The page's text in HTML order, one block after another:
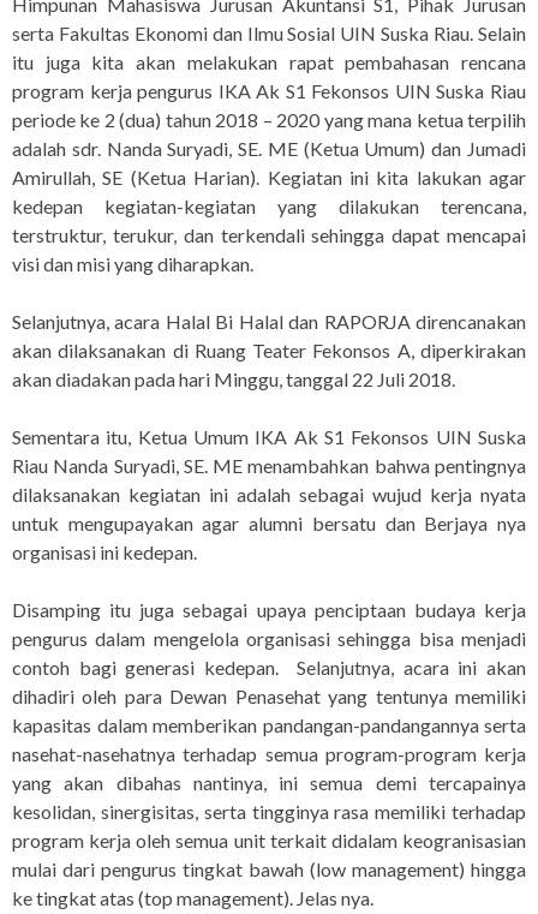
serta Fakultas Ekonomi dan Ilmu Sosial UIN Suska Riau. Selain
itu juga kita akan melakukan rapat pembahasan rencana
program kerja pengurus IKA Ak S1 Fekonsos UIN Suska Riau
periode ke 2 (dua) tahun 2018 – 2020 yang mana ketua terpilih
adalah sdr. Nanda Suryadi, SE. ME (Ketua Umum) dan Jumadi
Amirullah, SE (Ketua Harian). Kegiatan ini kita lakukan agar
kedepan kegiatan-kegiatan yang dilakukan terencana,
terstruktur, terukur, dan terkendali sehingga dapat mencapai
visi dan misi yang diharapkan.
Selanjutnya, acara Halal Bi Halal dan RAPORJA direncanakan
akan dilaksanakan di Ruang Teater Fekonsos A, diperkirakan
akan diadakan pada hari Minggu, tanggal 22 Juli 2018.
Sementara itu, Ketua Umum IKA Ak S1 Fekonsos UIN Suska
Riau Nanda Suryadi, SE. ME menambahkan bahwa pentingnya
dilaksanakan kegiatan ini adalah sebagai wujud kerja nyata
untuk mengupayakan agar alumni bersatu dan Berjaya nya
organisasi ini kedepan.
Disamping itu juga sebagai upaya penciptaan budaya kerja
pengurus dalam mengelola organisasi sehingga bisa menjadi
contoh bagi generasi kedepan. Selanjutnya, acara ini akan
dihadiri oleh para Dewan Penasehat yang tentunya memiliki
kapasitas dalam memberikan pandangan-pandangannya serta
nasehat-nasehatnya terhadap semua program-program kerja
yang akan dibahas nantinya, ini semua demi tercapainya
kesolidan, sinergisitas, serta tingginya rasa memiliki terhadap
program kerja oleh semua unit terkait didalam keogranisasian
mulai dari pengurus tingkat bawah (low management) hingga
ke tingkat atas (top management). Jelas nya.